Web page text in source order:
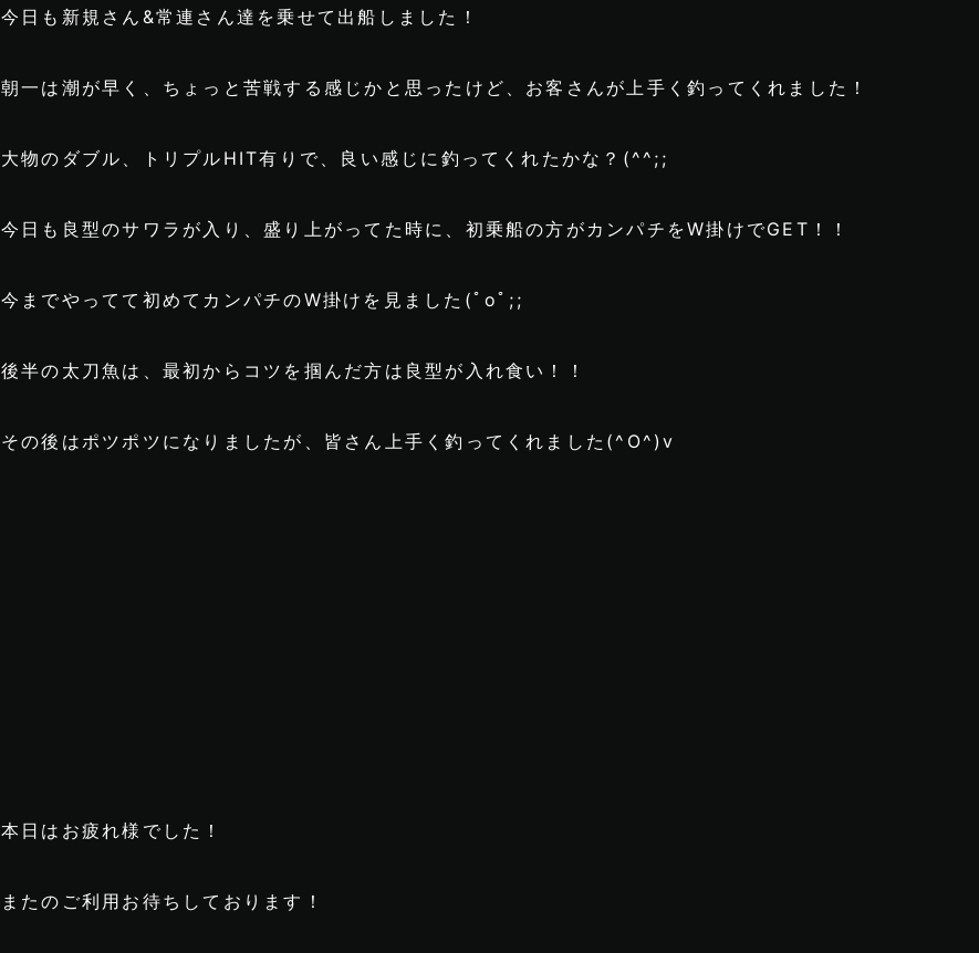
今日も新規さん&常連さん達を乗せて出船しました！
朝一は潮が早く、ちょっと苦戦する感じかと思ったけど、お客さんが上手く釣ってくれました！
大物のダブル、トリプルHIT有りで、良い感じに釣ってくれたかな？(^^;;
今日も良型のサワラが入り、盛り上がってた時に、初乗船の方がカンパチをW掛けでGET！！
今までやってて初めてカンパチのW掛けを見ました(ﾟoﾟ;;
後半の太刀魚は、最初からコツを掴んだ方は良型が入れ食い！！
その後はポツポツになりましたが、皆さん上手く釣ってくれました(^O^)v
本日はお疲れ様でした！
またのご利用お待ちしております！